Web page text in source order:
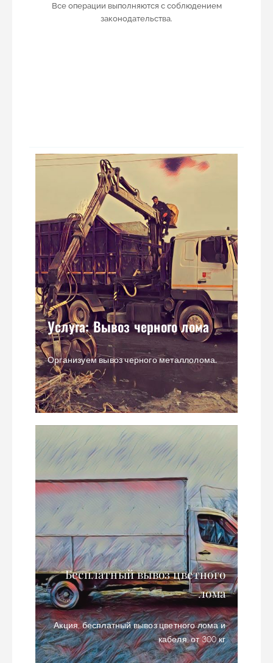
Все операции выполняются с соблюдением
законодательства.
Услуга: Вывоз черного лома
Организуем вывоз черного металлолома.
Бесплатный вывоз цветного
лома
Акция, бесплатный вывоз цветного лома и
кабеля, от 300 кг